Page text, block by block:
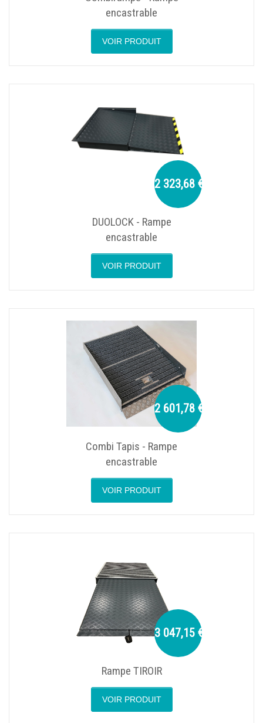
encastrable
VOIR PRODUIT
2 323,68 €
DUOLOCK - Rampe
encastrable
VOIR PRODUIT
2 601,78 €
Combi Tapis - Rampe
encastrable
VOIR PRODUIT
3 047,15 €
Rampe TIROIR
VOIR PRODUIT